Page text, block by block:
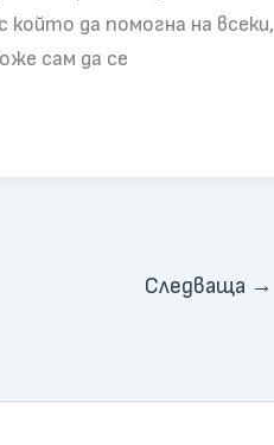
който да помогна на всеки,
сам да се
Следваща →